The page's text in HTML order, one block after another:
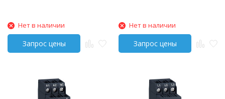
Нет в наличии Нет в наличии